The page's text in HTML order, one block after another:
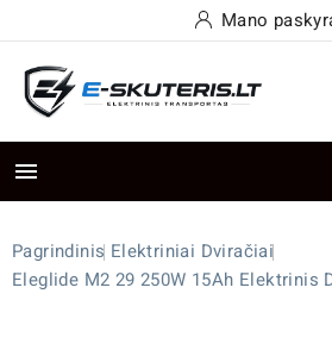
Mano

Pagrindinis Elektriniai Dviračiai
Eleglide M2 29 250W 15Ah Elektrinis